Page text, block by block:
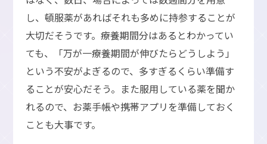
し、頓服薬があればそれも多めに持参することが
大切だそうです。療養期間分はあるとわかってい
ても、「万が一療養期間が伸びたらどうしよう」
という不安がよぎるので、多すぎるくらい準備す
ることが安心だそう。また服用している薬を聞か
れるので、お薬手帳や携帯アプリを準備しておく
ことも大事です。